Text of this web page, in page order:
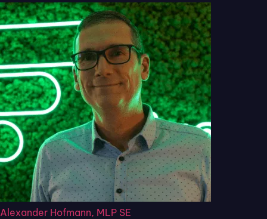
Alexander Hofmann, MLP SE
Bereit für digitale
Kunden­kommu­
nikation?
Starten Sie kostenlos. Kein Abo, keine
Kreditkarte.
Über 50.000 Nutzer:innen vertrauen Flixcheck.